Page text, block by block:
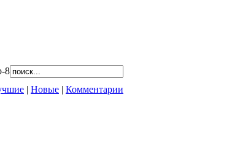
8
| Новые | Комментарии